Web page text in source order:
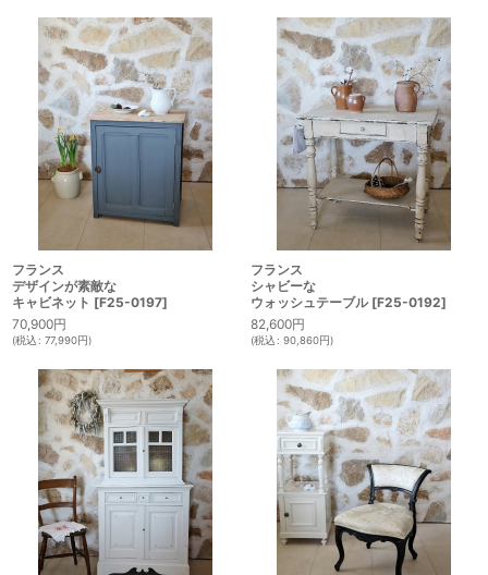
フランス
デザインが素敵な
キャビネット [F25-0197]
70,900円
(税込: 77,990円)
フランス
シャビーな
ウォッシュテーブル [F25-0192]
82,600円
(税込: 90,860円)